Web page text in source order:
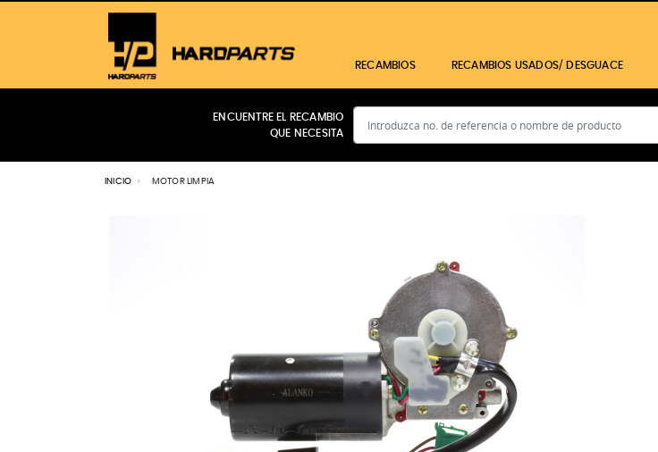
RECAMBIOS
MOTOR
CABINA
RECAMBIOS USADOS/ DESGUACE
ENCUENTRE EL RECAMBIO
QUE NECESITA
INICIO MOTOR LIMPIA